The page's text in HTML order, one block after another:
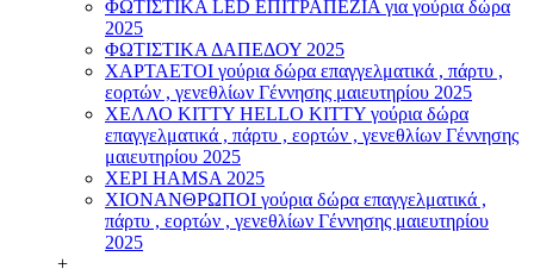
ΦΩΤΙΣΤΙΚΑ LED ΕΠΙΤΡΑΠΕΖΙΑ για γούρια δώρα
2025
ΦΩΤΙΣΤΙΚΑ ΔΑΠΕΔΟΥ 2025
ΧΑΡΤΑΕΤΟI γούρια δώρα επαγγελματικά , πάρτυ ,
εορτών , γενεθλίων Γέννησης μαιευτηρίου 2025
ΧΕΛΛΟ ΚΙΤΤΥ HELLO KITTY γούρια δώρα
επαγγελματικά , πάρτυ , εορτών , γενεθλίων Γέννησης
μαιευτηρίου 2025
ΧΕΡΙ HAMSA 2025
ΧΙΟΝΑΝΘΡΩΠΟΙ γούρια δώρα επαγγελματικά ,
πάρτυ , εορτών , γενεθλίων Γέννησης μαιευτηρίου
2025
+